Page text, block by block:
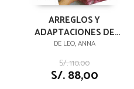
ARREGLOS Y
ADAPTACIONES DE
PRENDAS DE VESTIR -
GUÍA DE SOLUCIONES
FÁCILES PARA CO
DE LEO, ANNA
S/. 110,00
S/. 88,00